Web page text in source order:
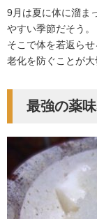
9月は夏に体に溜ま
やすい季節だそう。
そこで体を若返ら
老化を防ぐことが大
最強の薬